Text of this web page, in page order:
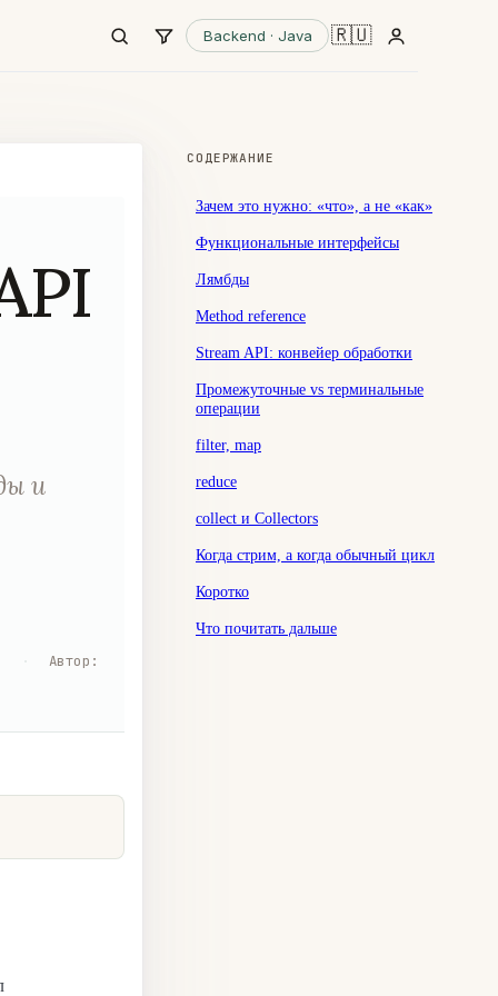
Backend · Java 🇷🇺
и
Автор :
СОДЕРЖАНИЕ
Зачем это нужно: «что», а не «как»
Функциональные интерфейсы
Лямбды
Method reference
Stream API: конвейер обработки
Промежуточные vs терминальные
операции
filter, map
reduce
collect и Collectors
Когда стрим, а когда обычный цикл
Коротко
Что почитать дальше